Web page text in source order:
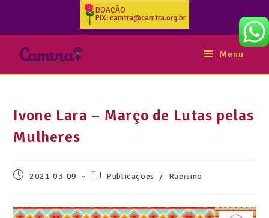
DOAÇÃO
PIX: camtra@camtra.org.br
Menu
Ivone Lara – Março de Lutas pelas
Mulheres
2021-03-09 Publicações / Racismo